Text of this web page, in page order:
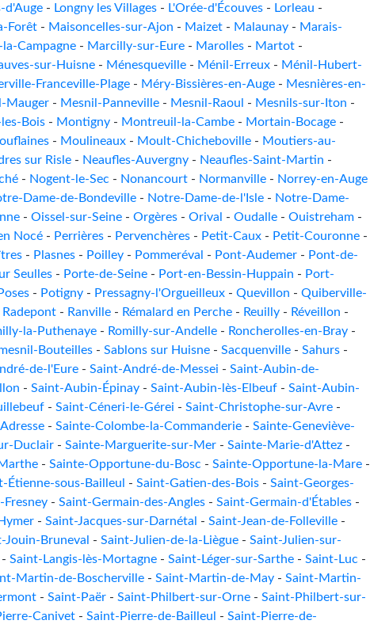
d'Auge - Longny les Villages - L'Orée-d'Écouves - Lorleau -
Forêt - Maisoncelles-sur-Ajon - Maizet - Malaunay - Marais-
Campagne - Marcilly-sur-Eure - Marolles - Martot -
sur-Huisne - Ménesqueville - Ménil-Erreux - Ménil-Hubert-
Franceville-Plage - Méry-Bissières-en-Auge - Mesnières-en-
Mauger - Mesnil-Panneville - Mesnil-Raoul - Mesnils-sur-Iton -
Bois - Montigny - Montreuil-la-Cambe - Mortain-Bocage -
- Moulineaux - Moult-Chicheboville - Moutiers-au-
sur Risle - Neaufles-Auvergny - Neaufles-Saint-Martin -
- Nogent-le-Sec - Nonancourt - Normanville - Norrey-en-Auge
Dame-de-Bondeville - Notre-Dame-de-l'Isle - Notre-Dame-
- Oissel-sur-Seine - Orgères - Orival - Oudalle - Ouistreham -
Nocé - Perrières - Pervenchères - Petit-Caux - Petit-Couronne -
- Plasnes - Poilley - Pommeréval - Pont-Audemer - Pont-de-
Seulles - Porte-de-Seine - Port-en-Bessin-Huppain - Port-
Poses - Potigny - Pressagny-l'Orgueilleux - Quevillon - Quiberville-
Radepont - Ranville - Rémalard en Perche - Reuilly - Réveillon -
la-Puthenaye - Romilly-sur-Andelle - Roncherolles-en-Bray -
Bouteilles - Sablons sur Huisne - Sacquenville - Sahurs -
de-l'Eure - Saint-André-de-Messei - Saint-Aubin-de-
- Saint-Aubin-Épinay - Saint-Aubin-lès-Elbeuf - Saint-Aubin-
- Saint-Céneri-le-Gérei - Saint-Christophe-sur-Avre -
- Sainte-Colombe-la-Commanderie - Sainte-Geneviève-
Duclair - Sainte-Marguerite-sur-Mer - Sainte-Marie-d'Attez -
- Sainte-Opportune-du-Bosc - Sainte-Opportune-la-Mare -
Étienne-sous-Bailleul - Saint-Gatien-des-Bois - Saint-Georges-
- Saint-Germain-des-Angles - Saint-Germain-d'Étables -
- Saint-Jacques-sur-Darnétal - Saint-Jean-de-Folleville -
Jouin-Bruneval - Saint-Julien-de-la-Liègue - Saint-Julien-sur-
- Saint-Langis-lès-Mortagne - Saint-Léger-sur-Sarthe - Saint-Luc -
Martin-de-Boscherville - Saint-Martin-de-May - Saint-Martin-
- Saint-Paër - Saint-Philbert-sur-Orne - Saint-Philbert-sur-
Canivet - Saint-Pierre-de-Bailleul - Saint-Pierre-de-